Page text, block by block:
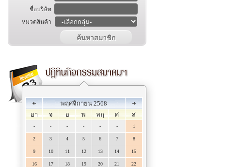
ชื่อบริษัท
หมวดสินค้า
ค้นหาสมาชิก
พฤศจิกายน 2568
อา
จ อ พ พฤ ศ ส
- - - - - - 1
2 3 4 5 6 7 8
9 10 11 12 13 14 15
16 17 18 19 20 21 22